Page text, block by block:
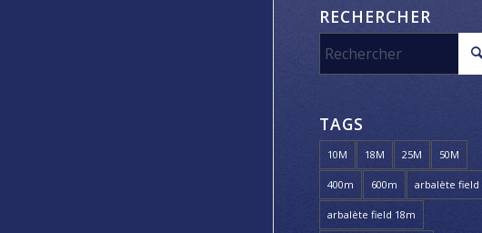
RECHERCHER
TAGS
10M 18M 25M 50M
400m 600m arbalète field
arbalète field 18m